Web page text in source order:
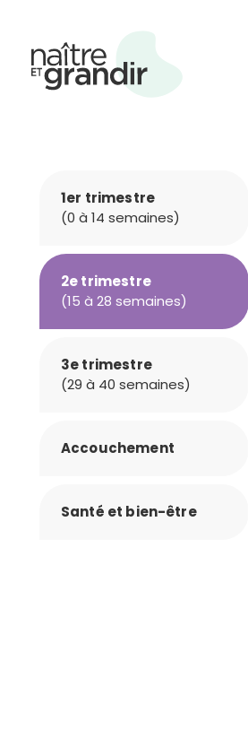
1er trimestre
(0 à 14 semaines)
2e trimestre
(15 à 28 semaines)
3e trimestre
(29 à 40 semaines)
Accouchement
Santé et bien-être